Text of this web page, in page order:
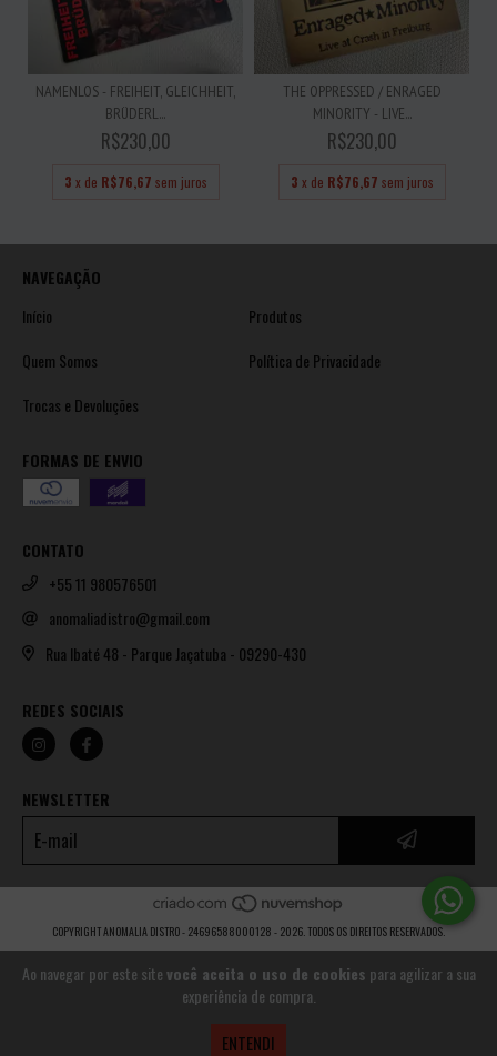
Ao navegar por este sitevocê aceita o uso de cookies para agilizar a sua
experiência de compra.
ENTENDI
NAMENLOS - FREIHEIT, GLEICHHEIT,
BRÜDERL...
R$230,00
3 x de R$76,67 sem juros
THE OPPRESSED / ENRAGED
MINORITY - LIVE...
R$230,00
3 x de R$76,67 sem juros
NAVEGAÇÃO
Início
Produtos
Quem Somos
Política de Privacidade
Trocas e Devoluções
FORMAS DE ENVIO
CONTATO
+55 11 980576501
anomaliadistro@gmail.com
Rua Ibaté 48 - Parque Jaçatuba - 09290-430
REDES SOCIAIS
NEWSLETTER
COPYRIGHT ANOMALIA DISTRO - 24696588000128 - 2026. TODOS OS DIREITOS RESERVADOS.